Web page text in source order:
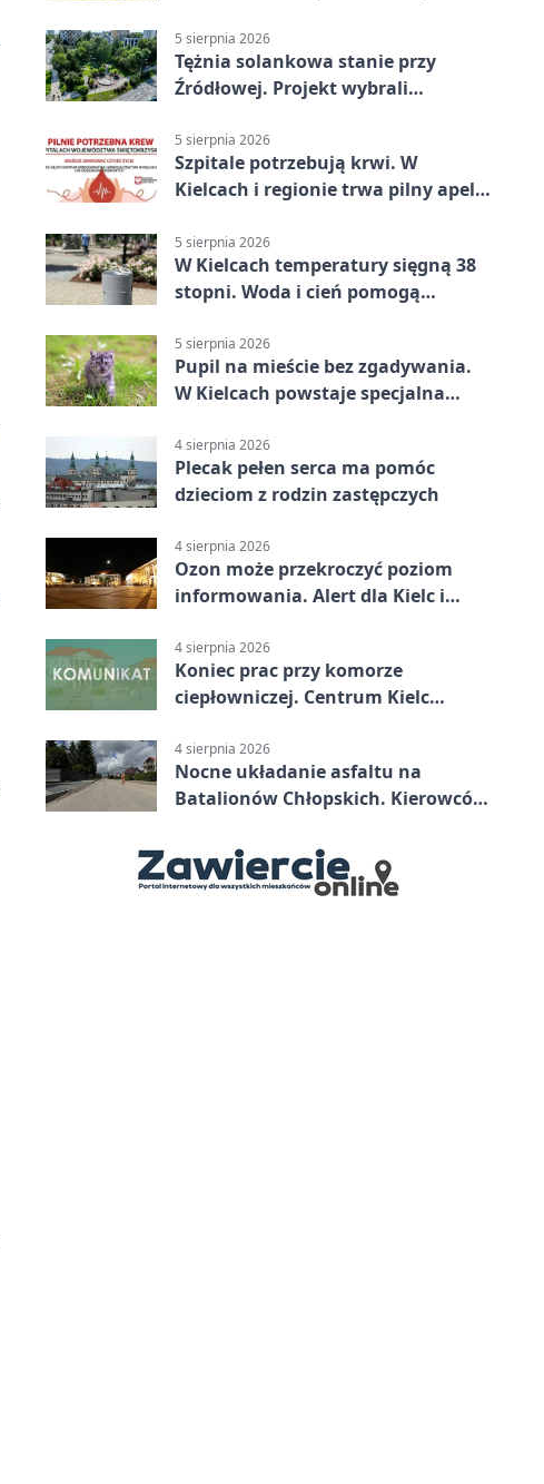
5 sierpnia 2026
Tężnia solankowa stanie przy
Źródłowej. Projekt wybrali
5 sierpnia 2026
Szpitale potrzebują krwi. W
Kielcach i regionie trwa pilny apel
5 sierpnia 2026
W Kielcach temperatury sięgną 38
stopni. Woda i cień pomogą
5 sierpnia 2026
Pupil na mieście bez zgadywania.
W Kielcach powstaje specjalna
4 sierpnia 2026
Plecak pełen serca ma pomóc
dzieciom z rodzin zastępczych
4 sierpnia 2026
Ozon może przekroczyć poziom
informowania. Alert dla Kielc i
4 sierpnia 2026
Koniec prac przy komorze
ciepłowniczej. Centrum Kielc
4 sierpnia 2026
Nocne układanie asfaltu na
Batalionów Chłopskich. Kierowców